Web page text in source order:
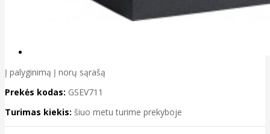
Į palyginimą Į norų sąrašą
Prekės kodas: GSEV711
Turimas kiekis: šiuo metu turime prekyboje